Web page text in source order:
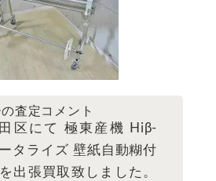
査定コメント
区にて 極東産機 Hiβ-
タライズ 壁紙自動糊付
出張買取致しました。